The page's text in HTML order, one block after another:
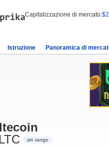
Capitalizzazione di mercato:
Istruzione Panoramica di
sin rango